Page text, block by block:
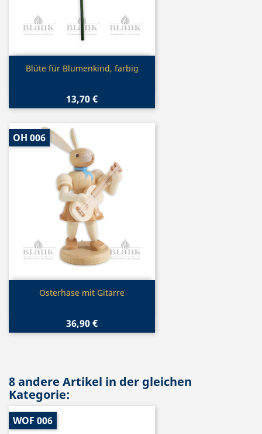
Vorschau
Blüte für Blumenkind, farbig
13,70 €
Vorschau
Osterhase mit Gitarre
36,90 €
OH 006
8 andere Artikel in der gleichen
Kategorie:
WOF 006